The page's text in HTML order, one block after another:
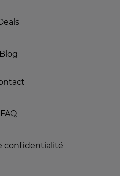
Blog
FAQ
confidentialité